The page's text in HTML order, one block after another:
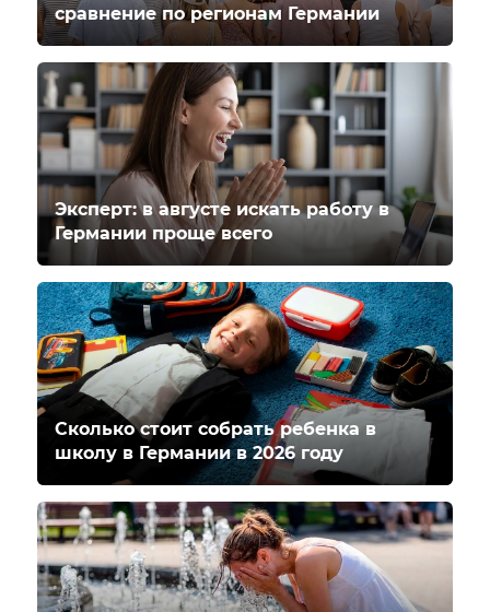
сравнение по регионам Германии
Эксперт: в августе искать работу в
Германии проще всего
Сколько стоит собрать ребенка в
школу в Германии в 2026 году